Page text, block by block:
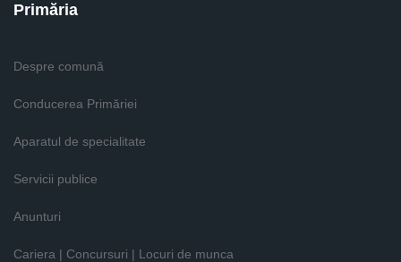
Primăria
Despre comună
Conducerea Primăriei
Aparatul de specialitate
Servicii publice
Anunturi
Cariera | Concursuri | Locuri de munca